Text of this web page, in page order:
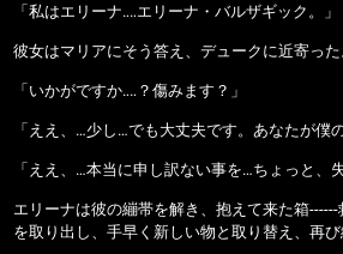
「私はエリーナ‥‥エリーナ・バルザギック。」
彼女はマリアにそう答え、デュークに近寄った
「いかがですか‥‥？傷みます？」
「ええ、…少し…でも大丈夫です。あなたが僕
「ええ、…本当に申し訳ない事を…ちょっと、
エリーナは彼の繃帯を解き、抱えて来た箱
を取り出し、手早く新しい物と取り替え、再び